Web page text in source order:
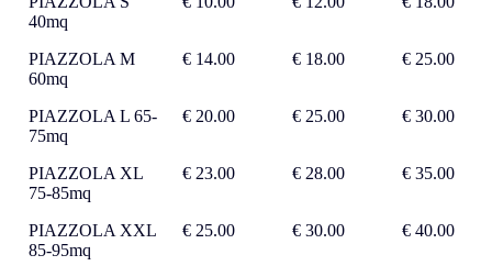
30.07.26
04.12.26 –
40mq
PIAZZOLA M
60mq
€ 14.00 € 18.00 € 25.00
PIAZZOLA L 65-
75mq
€ 20.00 € 25.00 € 30.00
PIAZZOLA XL
75-85mq
€ 23.00 € 28.00 € 35.00
PIAZZOLA XXL
85-95mq
€ 25.00 € 30.00 € 40.00